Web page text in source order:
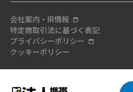
会社案内・IR情報
特定商取引法に基づく表記
プライバシーポリシー
クッキーポリシー